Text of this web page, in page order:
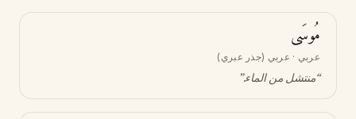
مُوسَى
عربي · عربي (جذر عبري)
“منتشل من الماء.”